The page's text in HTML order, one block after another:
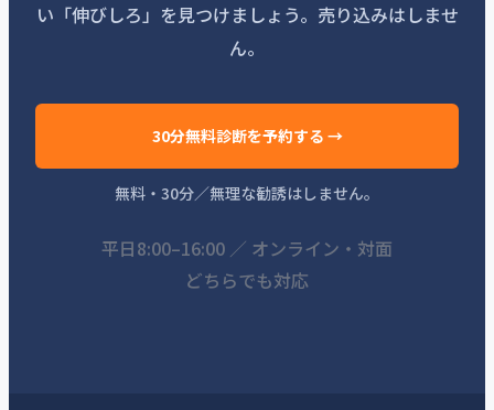
い「伸びしろ」を見つけましょう。売り込みはしませ
ん。
30分無料診断を予約する →
無料・30分／無理な勧誘はしません。
平日8:00–16:00 ／ オンライン・対面
どちらでも対応